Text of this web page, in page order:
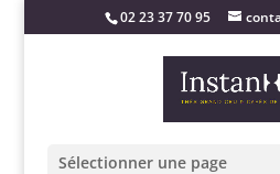
02 23 37 70 95
Sélectionner une page